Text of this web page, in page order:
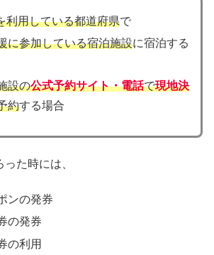
利用している都道府県で
に参加している宿泊施設に宿泊する
設の公式予約サイト・電話で現地決
約する場合
た時には、
ンの発券
の発券
の利用